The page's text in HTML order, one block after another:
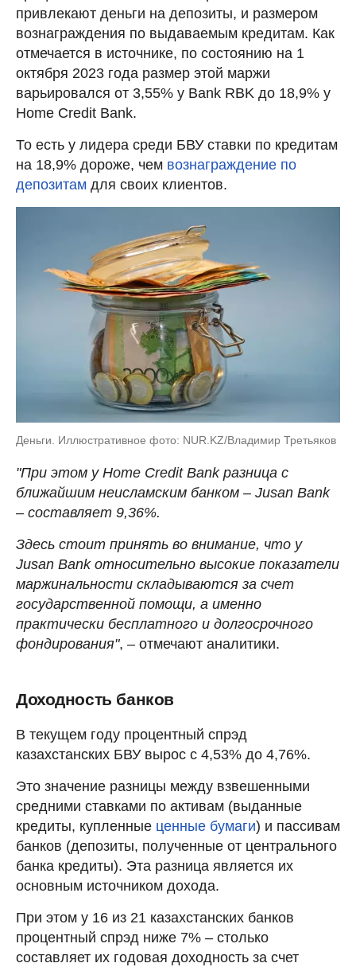
привлекают деньги на депозиты, и размером
вознаграждения по выдаваемым кредитам. Как
отмечается в источнике, по состоянию на 1
октября 2023 года размер этой маржи
варьировался от 3,55% у Bank RBK до 18,9% у
Home Credit Bank.
То есть у лидера среди БВУ ставки по кредитам
на 18,9% дороже, чем вознаграждение по
депозитам для своих клиентов.
Деньги. Иллюстративное фото: NUR.KZ/Владимир Третьяков
"При этом у Home Credit Bank разница с
ближайшим неисламским банком – Jusan Bank
– составляет 9,36%.
Здесь стоит принять во внимание, что у
Jusan Bank относительно высокие показатели
маржинальности складываются за счет
государственной помощи, а именно
практически бесплатного и долгосрочного
фондирования", – отмечают аналитики.
Доходность банков
В текущем году процентный спрэд
казахстанских БВУ вырос с 4,53% до 4,76%.
Это значение разницы между взвешенными
средними ставками по активам (выданные
кредиты, купленные ценные бумаги) и пассивам
банков (депозиты, полученные от центрального
банка кредиты). Эта разница является их
основным источником дохода.
При этом у 16 из 21 казахстанских банков
процентный спрэд ниже 7% – столько
составляет их годовая доходность за счет